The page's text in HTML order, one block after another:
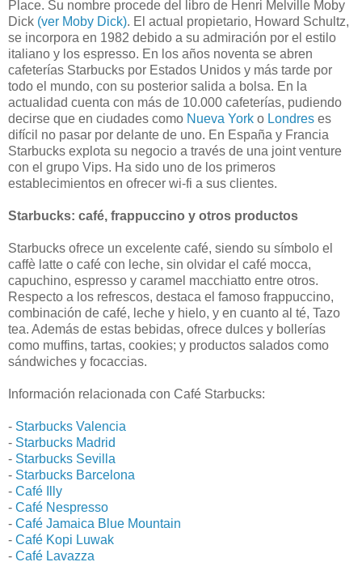
Place. Su nombre procede del libro de Henri Melville Moby
Dick (ver Moby Dick). El actual propietario, Howard Schultz,
se incorpora en 1982 debido a su admiración por el estilo
italiano y los espresso. En los años noventa se abren
cafeterías Starbucks por Estados Unidos y más tarde por
todo el mundo, con su posterior salida a bolsa. En la
actualidad cuenta con más de 10.000 cafeterías, pudiendo
decirse que en ciudades como Nueva York o Londres es
difícil no pasar por delante de uno. En España y Francia
Starbucks explota su negocio a través de una joint venture
con el grupo Vips. Ha sido uno de los primeros
establecimientos en ofrecer wi-fi a sus clientes.
Starbucks: café, frappuccino y otros productos
Starbucks ofrece un excelente café, siendo su símbolo el
caffè latte o café con leche, sin olvidar el café mocca,
capuchino, espresso y caramel macchiatto entre otros.
Respecto a los refrescos, destaca el famoso frappuccino,
combinación de café, leche y hielo, y en cuanto al té, Tazo
tea. Además de estas bebidas, ofrece dulces y bollerías
como muffins, tartas, cookies; y productos salados como
sándwiches y focaccias.
Información relacionada con Café Starbucks:
- Starbucks Valencia
- Starbucks Madrid
- Starbucks Sevilla
- Starbucks Barcelona
- Café Illy
- Café Nespresso
- Café Jamaica Blue Mountain
- Café Kopi Luwak
- Café Lavazza